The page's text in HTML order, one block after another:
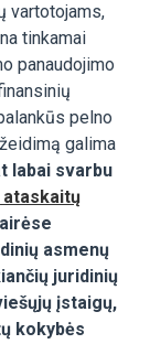
vartotojams,
tinkamai
panaudojimo
pelno
galima
labai svarbu
ataskaitų
asmenų
juridinių
įstaigų,
kokybės